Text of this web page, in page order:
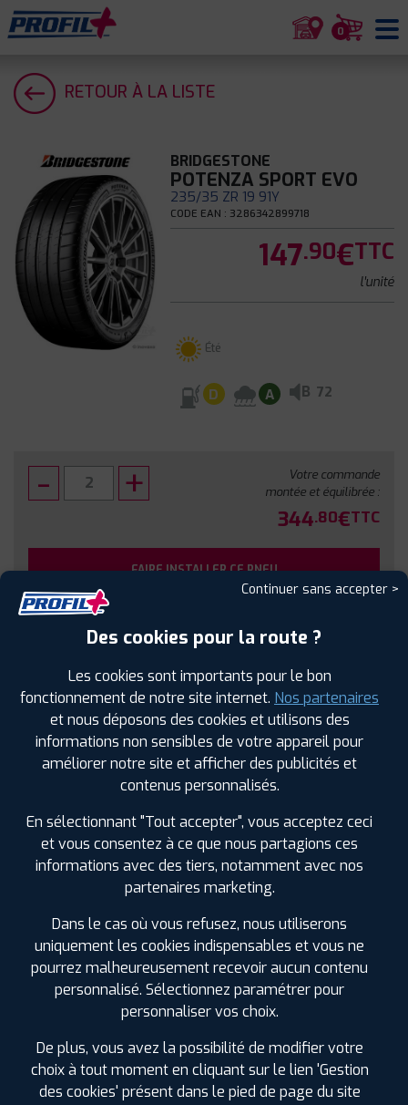
0
RETOUR À LA LISTE
BRIDGESTONE
POTENZA SPORT EVO
235/35 ZR 19 91Y
CODE EAN : 3286342899718
147.90€TTC
l'unité
Été
D A B 72
Votre commande
montée et équilibrée :
344.80€TTC
FAIRE INSTALLER CE PNEU
Sous réserve de disponibilité en agence
SPÉCIFICATIONS AVIS CLIENTS ÉTIQUETAGE
Étiquetage
Continuer sans accepter >
Des cookies pour la route ?
Les cookies sont importants pour le bon
fonctionnement de notre site internet. Nos partenaires
et nous déposons des cookies et utilisons des
informations non sensibles de votre appareil pour
améliorer notre site et afficher des publicités et
contenus personnalisés.
En sélectionnant "Tout accepter", vous acceptez ceci
et vous consentez à ce que nous partagions ces
informations avec des tiers, notamment avec nos
partenaires marketing.
Dans le cas où vous refusez, nous utiliserons
uniquement les cookies indispensables et vous ne
pourrez malheureusement recevoir aucun contenu
personnalisé. Sélectionnez paramétrer pour
personnaliser vos choix.
De plus, vous avez la possibilité de modifier votre
choix à tout moment en cliquant sur le lien 'Gestion
des cookies' présent dans le pied de page du site